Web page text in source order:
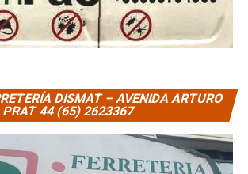
DISMAT – AVENIDA ARTURO
PRAT 44 (65) 2623367